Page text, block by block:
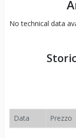
No technical data
Data Prezzo